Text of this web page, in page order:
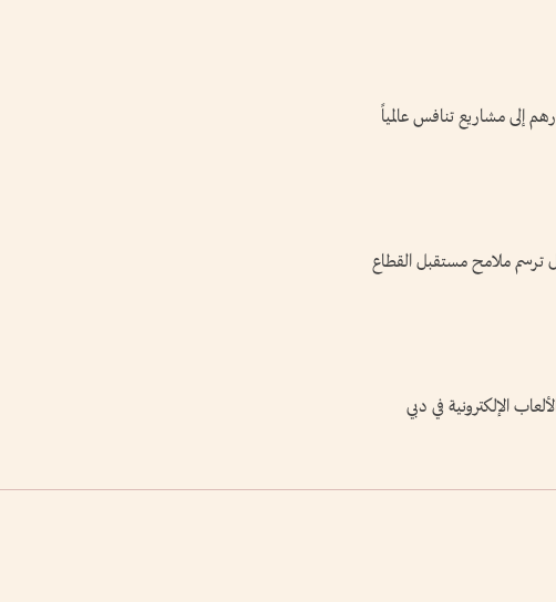
إلى مشاريع تنافس عالمياً
ترسم ملامح مستقبل القطاع
الإلكترونية في دبي